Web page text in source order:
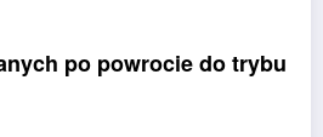
po powrocie do trybu